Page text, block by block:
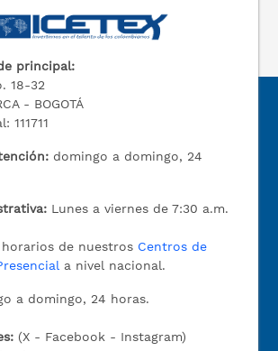
principal:
18-32
- BOGOTÁ
111711
domingo a domingo, 24
Lunes a viernes de 7:30 a.m.
de nuestros Centros de
a nivel nacional.
a domingo, 24 horas.
(X - Facebook - Instagram)